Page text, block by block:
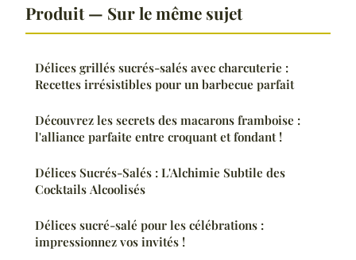
Produit — Sur le même sujet
Délices grillés sucrés-salés avec charcuterie :
Recettes irrésistibles pour un barbecue parfait
Découvrez les secrets des macarons framboise :
l'alliance parfaite entre croquant et fondant !
Délices Sucrés-Salés : L'Alchimie Subtile des
Cocktails Alcoolisés
Délices sucré-salé pour les célébrations :
impressionnez vos invités !